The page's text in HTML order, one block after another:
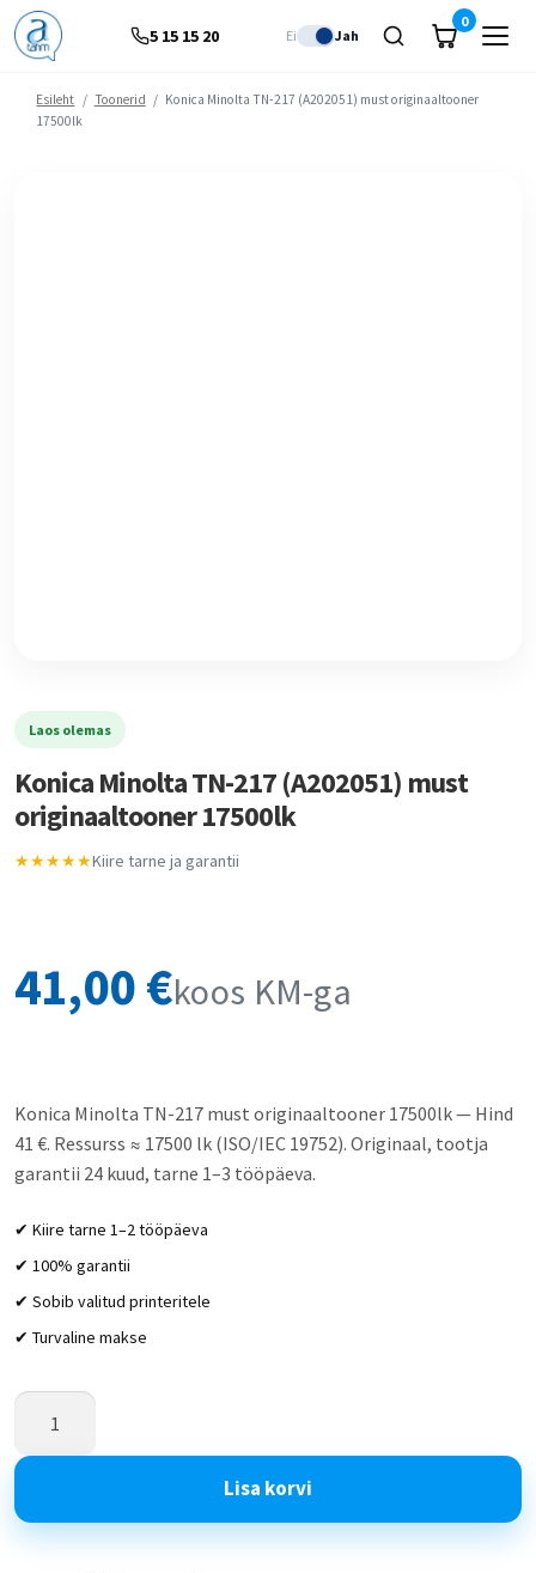
5 15 15 20 Ei Jah
0
Esileht / Toonerid / Konica Minolta TN-217 (A202051) must originaaltooner
17500lk
Laos olemas
Konica Minolta TN-217 (A202051) must
originaaltooner 17500lk
★★★★★Kiire tarne ja garantii
41,00€koos KM-ga
Konica Minolta TN-217 must originaaltooner 17500lk — Hind
41 €. Ressurss ≈ 17500 lk (ISO/IEC 19752). Originaal, tootja
garantii 24 kuud, tarne 1–3 tööpäeva.
✔ Kiire tarne 1–2 tööpäeva
✔ 100% garantii
✔ Sobib valitud printeritele
✔ Turvaline makse
Lisa korvi